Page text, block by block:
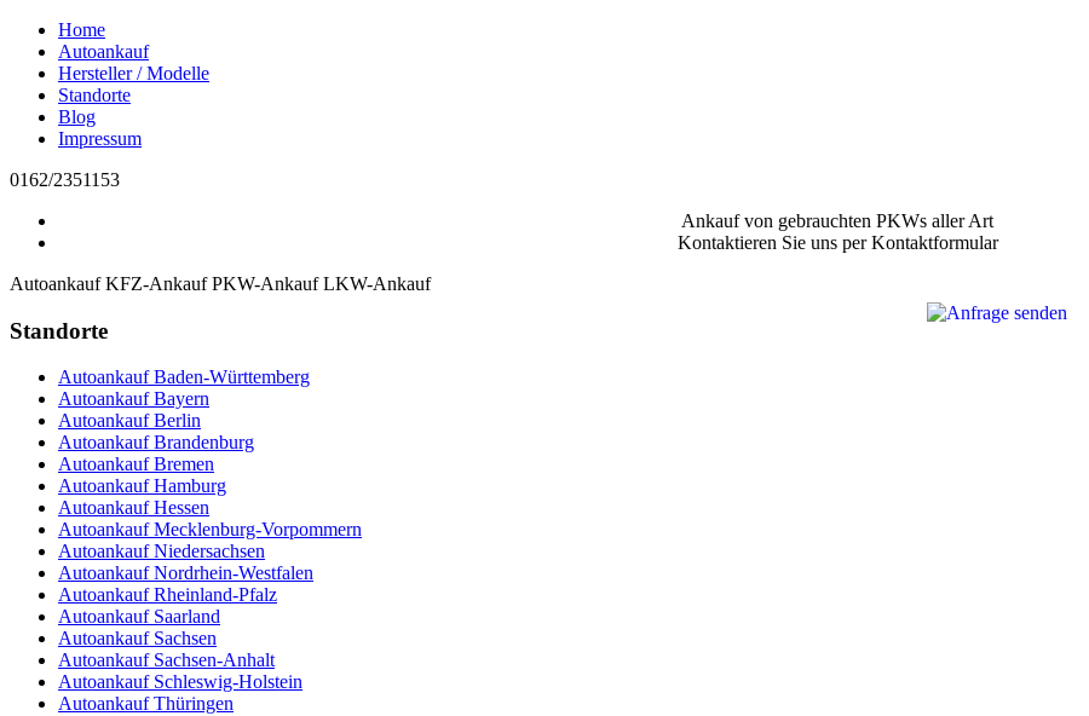
Home
Autoankauf
Hersteller / Modelle
Standorte
Blog
Impressum
0162/2351153
Ankauf von gebrauchten PKWs aller Art
Kontaktieren Sie uns per Kontaktformular
Autoankauf KFZ-Ankauf PKW-Ankauf LKW-Ankauf
Standorte
Autoankauf Baden-Württemberg
Autoankauf Bayern
Autoankauf Berlin
Autoankauf Brandenburg
Autoankauf Bremen
Autoankauf Hamburg
Autoankauf Hessen
Autoankauf Mecklenburg-Vorpommern
Autoankauf Niedersachsen
Autoankauf Nordrhein-Westfalen
Autoankauf Rheinland-Pfalz
Autoankauf Saarland
Autoankauf Sachsen
Autoankauf Sachsen-Anhalt
Autoankauf Schleswig-Holstein
Autoankauf Thüringen